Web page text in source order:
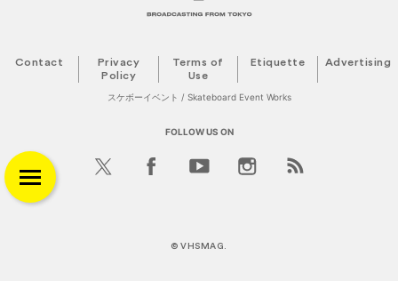
Contact
Privacy
Policy
Terms of
Use
Etiquette Advertising
スケボーイベント / Skateboard Event Works
FOLLOW US ON
©VHSMAG .